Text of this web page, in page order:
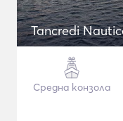
Tancredi
Средна конзола